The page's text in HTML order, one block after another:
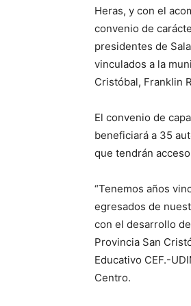
Heras, y con el
convenio de
presidentes de
vinculados a la
Cristóbal, Franklin
El convenio de
beneficiará a 35
que tendrán
“Tenemos años
egresados de
con el desarrollo
Provincia San
Educativo CEF.-
Centro.